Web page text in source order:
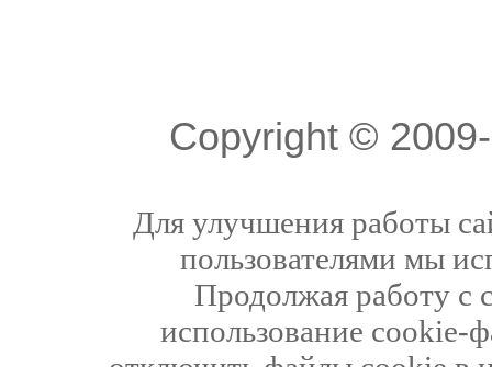
Copyright ©
Для улучшения работы
пользователями мы
Продолжая работу с
использование cookie-